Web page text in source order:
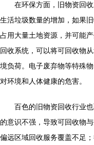
在环保方面，旧物资回
生活垃圾数量的增加，如果
占用大量土地资源，并可能
回收系统，可以将可回收物
境负荷。电子废弃物等特殊
对环境和人体健康的危害。
百色的旧物资回收行业
的意识不强，导致可回收物
偏远区域回收服务覆盖不足